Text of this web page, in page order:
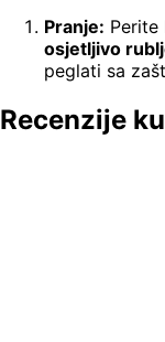
Pranje: Perite
osjetljivo
peglati sa
Recenzije